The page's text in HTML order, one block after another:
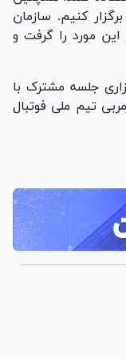
کنیم. سازمان
مورد را گرفت و
جلسه مشترک با
تیم ملی فوتبال